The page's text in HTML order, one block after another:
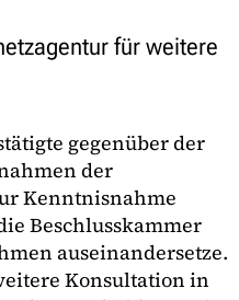
für weitere
gegenüber der
der
Kenntnisnahme
Beschlusskammer
auseinandersetze.
Konsultation in